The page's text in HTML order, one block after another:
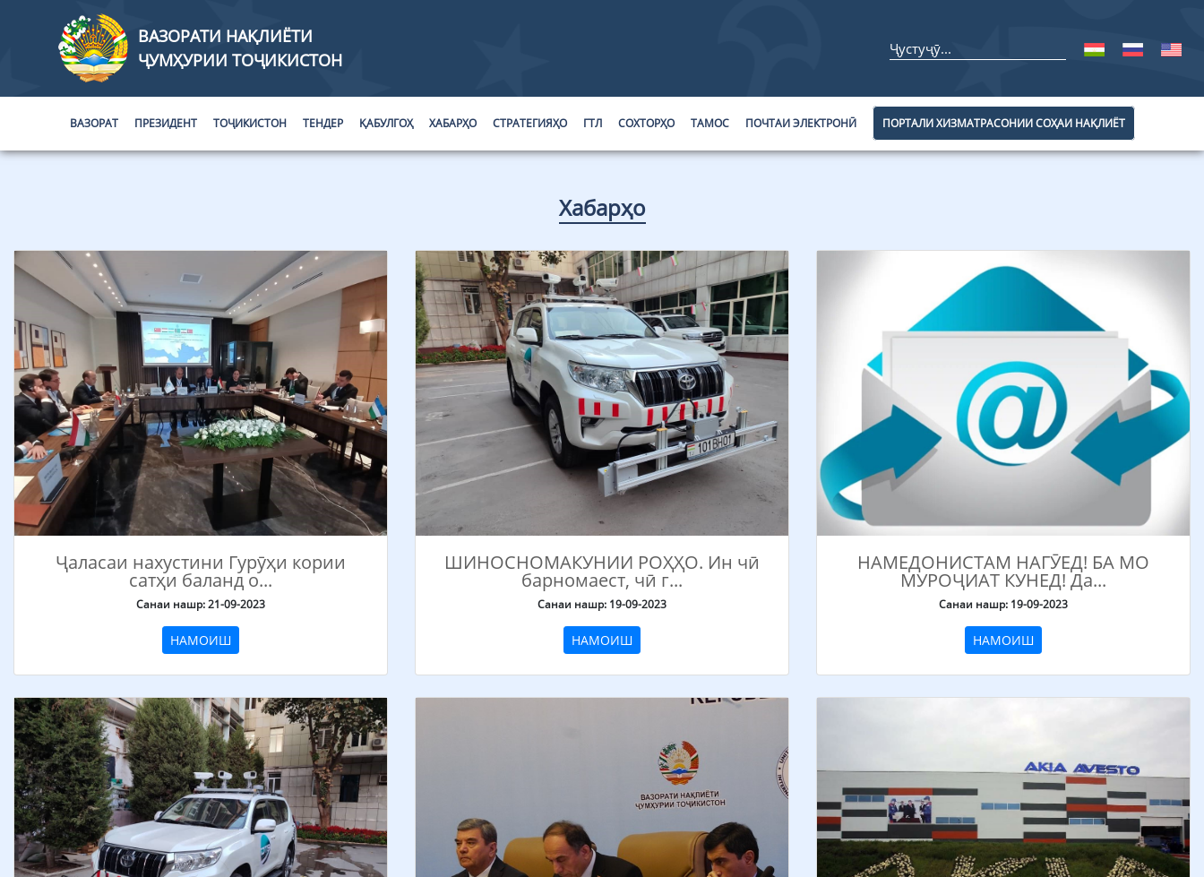
ВАЗОРАТИ НАҚЛИЁТИ
ҶУМҲУРИИ ТОҶИКИСТОН
ВАЗОРАТ ПРЕЗИДЕНТ ТОҶИКИСТОН ТЕНДЕР ҚАБУЛГОҲ ХАБАРҲО СТРАТЕГИЯҲО ГТЛ СОХТОРҲО ТАМОС ПОЧТАИ ЭЛЕКТРОНӢ ПОРТАЛИ ХИЗМАТРАСОНИИ СОҲАИ НАҚЛИЁТ
Хабарҳо
Ҷаласаи нахустини Гурӯҳи кории
сатҳи баланд о...
Санаи нашр: 21-09-2023
НАМОИШ
ШИНОСНОМАКУНИИ РОҲҲО. Ин чӣ
барномаест, чӣ г...
Санаи нашр: 19-09-2023
НАМОИШ
НАМЕДОНИСТАМ НАГӮЕД! БА МО
МУРОҶИАТ КУНЕД! Да...
Санаи нашр: 19-09-2023
НАМОИШ